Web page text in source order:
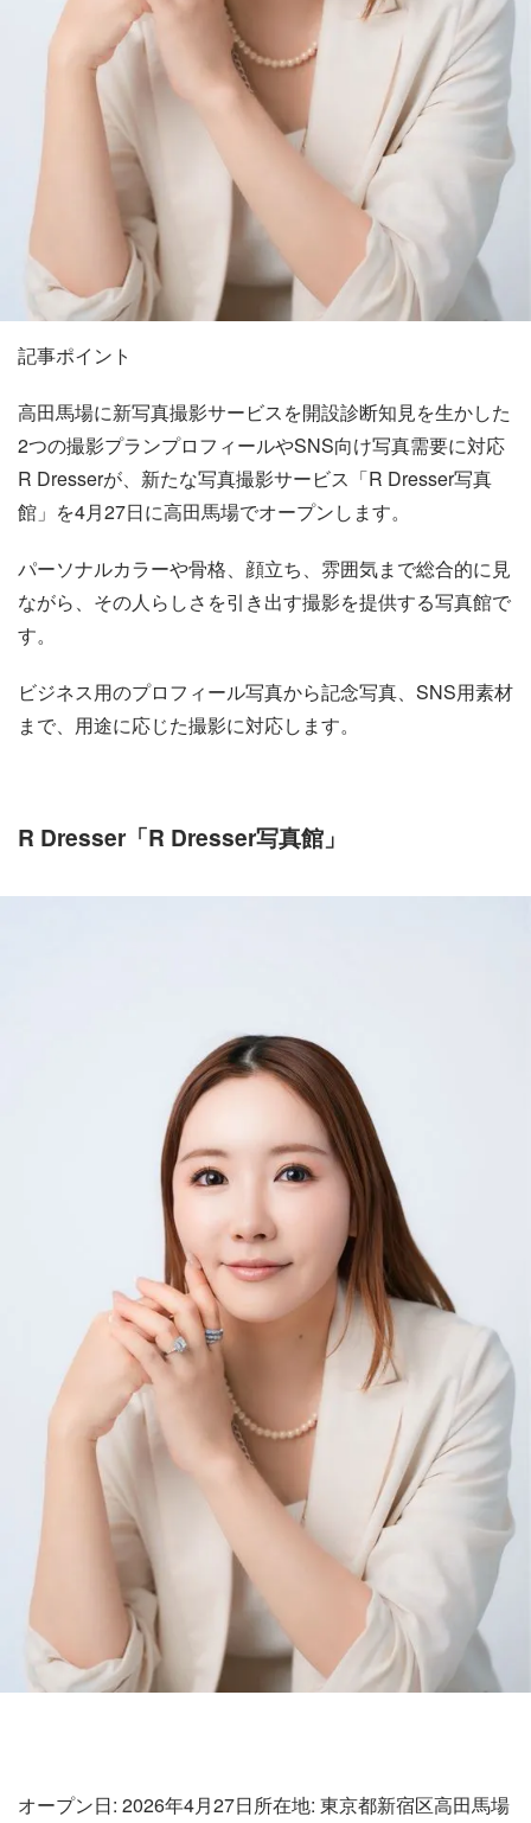
記事ポイント
高田馬場に新写真撮影サービスを開設診断知見を生かした
2つの撮影プランプロフィールやSNS向け写真需要に対応
R Dresserが、新たな写真撮影サービス「R Dresser写真
館」を4月27日に高田馬場でオープンします。
パーソナルカラーや骨格、顔立ち、雰囲気まで総合的に見
ながら、その人らしさを引き出す撮影を提供する写真館で
す。
ビジネス用のプロフィール写真から記念写真、SNS用素材
まで、用途に応じた撮影に対応します。
R Dresser「R Dresser写真館」
オープン日: 2026年4月27日所在地: 東京都新宿区高田馬場